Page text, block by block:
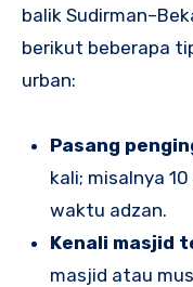
balik
berikut beberapa
urban:
Pasang
kali; misalnya
waktu adzan.
Kenali masjid
masjid atau